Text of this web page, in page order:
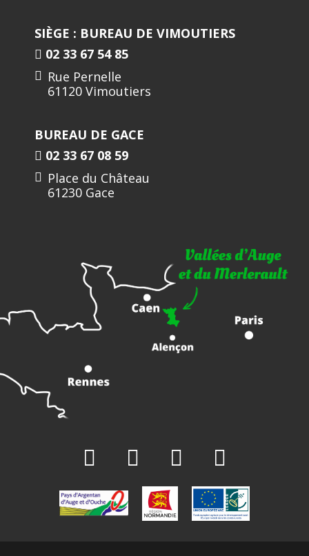
SIÈGE : BUREAU DE VIMOUTIERS
02 33 67 54 85
Rue Pernelle
61120 Vimoutiers
BUREAU DE GACE
02 33 67 08 59
Place du Château
61230 Gace